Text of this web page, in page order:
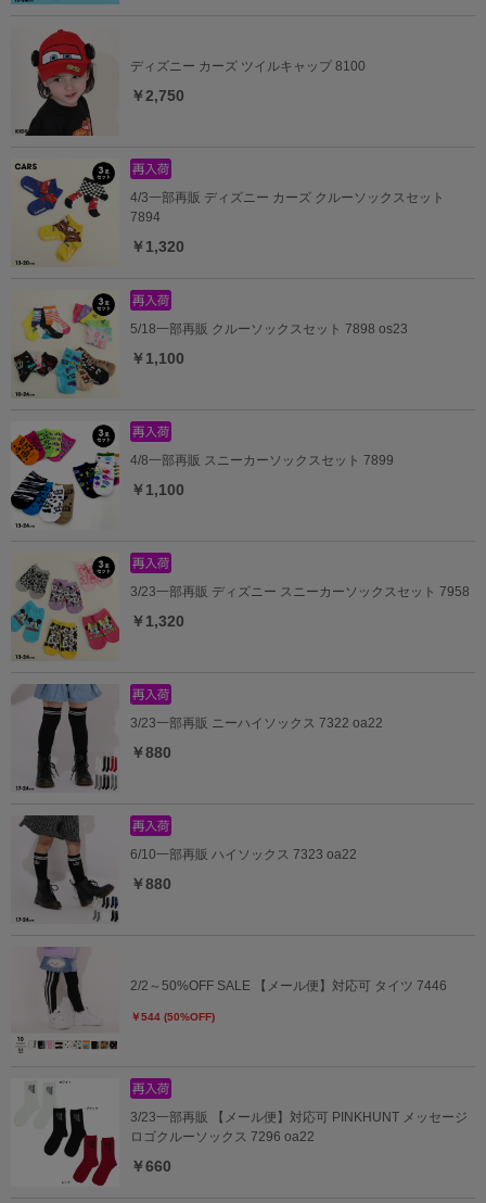
ディズニー カーズ ツイルキャップ 8100
￥2,750
4/3一部再販 ディズニー カーズ クルーソックスセット
7894
￥1,320
5/18一部再販 クルーソックスセット 7898 os23
￥1,100
4/8一部再販 スニーカーソックスセット 7899
￥1,100
3/23一部再販 ディズニー スニーカーソックスセット 7958
￥1,320
3/23一部再販 ニーハイソックス 7322 oa22
￥880
6/10一部再販 ハイソックス 7323 oa22
￥880
2/2～50%OFF SALE 【メール便】対応可 タイツ 7446
￥544 (50%OFF)
3/23一部再販 【メール便】対応可 PINKHUNT メッセージ
ロゴクルーソックス 7296 oa22
￥660